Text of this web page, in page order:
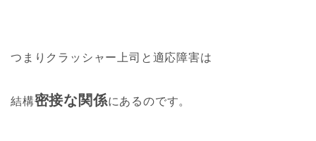
つまりクラッシャー上司と適応障害は
結構密接な関係にあるのです。